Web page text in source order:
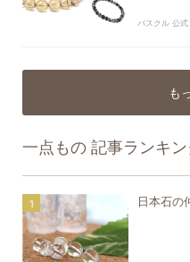
パスクル 公式
も
一点もの 記事ランキ
日本石